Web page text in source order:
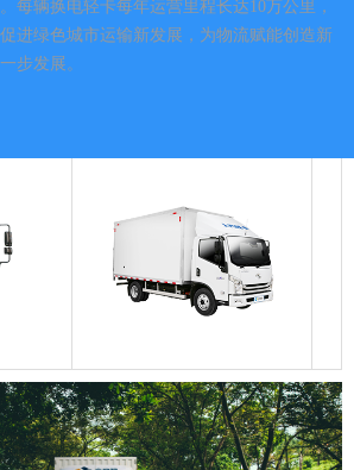
每辆换电轻卡每年运营里程长达10万公里，
进绿色城市运输新发展，为物流赋能创造新
步发展。